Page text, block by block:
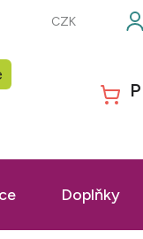
CZK
Doplňky